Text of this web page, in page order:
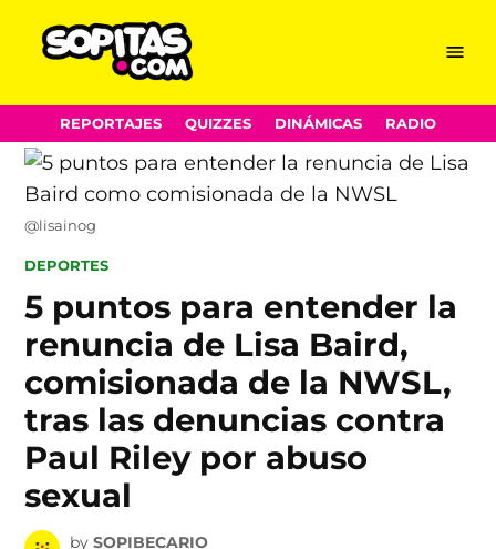
Skip
to
content
Menu
REPORTAJES QUIZZES DINÁMICAS RADIO
@lisainog
POSTED
DEPORTES
5 puntos para entender la
renuncia de Lisa Baird,
comisionada de la NWSL,
tras las denuncias contra
Paul Riley por abuso
sexual
by SOPIBECARIO